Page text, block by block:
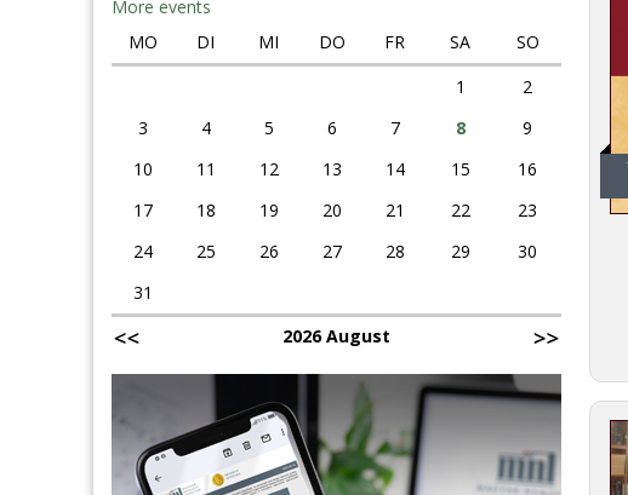
More events
MO
DI MI DO FR SA
SO
1
2
3
4 5 6 7 8
9
10
11 12 13 14 15
16
17
18 19 20 21 22
23
24
25 26 27 28 29
30
31
2026 August